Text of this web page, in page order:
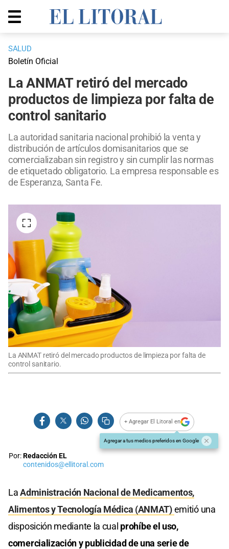
SALUD
Boletín Oficial
La ANMAT retiró del mercado
productos de limpieza por falta de
control sanitario
La autoridad sanitaria nacional prohibió la venta y
distribución de artículos domisanitarios que se
comercializaban sin registro y sin cumplir las normas
de etiquetado obligatorio. La empresa responsable es
de Esperanza, Santa Fe.
La ANMAT retiró del mercado productos de limpieza por falta de
control sanitario.
+ Agregar El Litoral en
Agregar a tus medios preferidos en Google
Por:Redacción EL
contenidos@ellitoral.com
LaAdministración Nacional de Medicamentos,
Alimentos y Tecnología Médica (ANMAT)emitió una
disposición mediante la cual prohíbe el uso,
comercialización y publicidad de una serie de